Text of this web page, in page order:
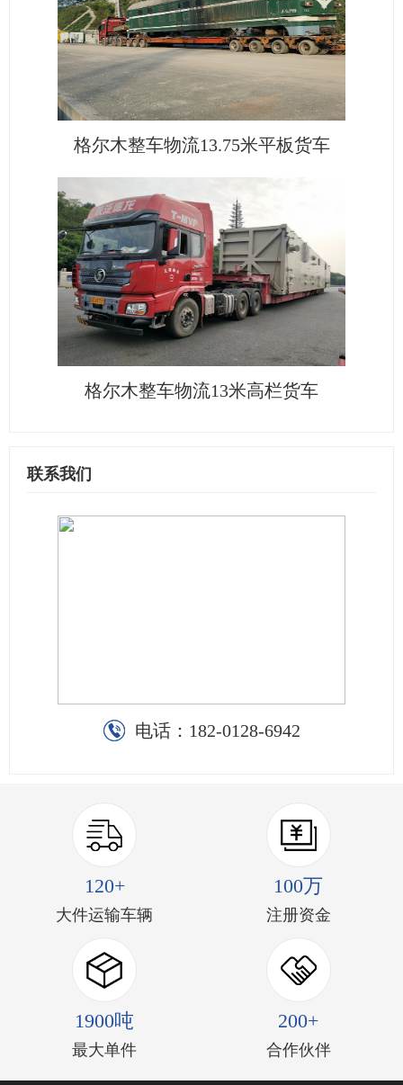
格尔木整车物流13.75米平板货车
格尔木整车物流13米高栏货车
联系我们
电话： 182-0128-6942
120+
大件运输车辆
100万
注册资金
1900吨
最大单件
200+
合作伙伴